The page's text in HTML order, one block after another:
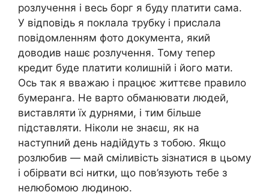
розлучення і весь борг я буду платити сама.
У відповідь я поклала трубку і прислала
повідомленням фото документа, який
доводив нашє розлучення. Тому тепер
кредит буде платити колишній і його мати.
Ось так я вважаю і працює життєве правило
бумеранга. Не варто обманювати людей,
виставляти їх дурнями, і тим більше
підставляти. Ніколи не знаєш, як на
наступний день надійдуть з тобою. Якщо
розлюбив — май сміливість зізнатися в цьому
і обірвати всі нитки, що пов’язують тебе з
нелюбомою людиною.